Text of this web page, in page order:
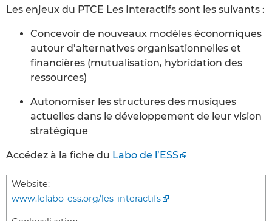
Les enjeux du PTCE Les Interactifs sont les suivants :
Concevoir de nouveaux modèles économiques
autour d’alternatives organisationnelles et
financières (mutualisation, hybridation des
ressources)
Autonomiser les structures des musiques
actuelles dans le développement de leur vision
stratégique
Accédez à la fiche du Labo de l’ESS
Website:
www.lelabo-ess.org/les-interactifs